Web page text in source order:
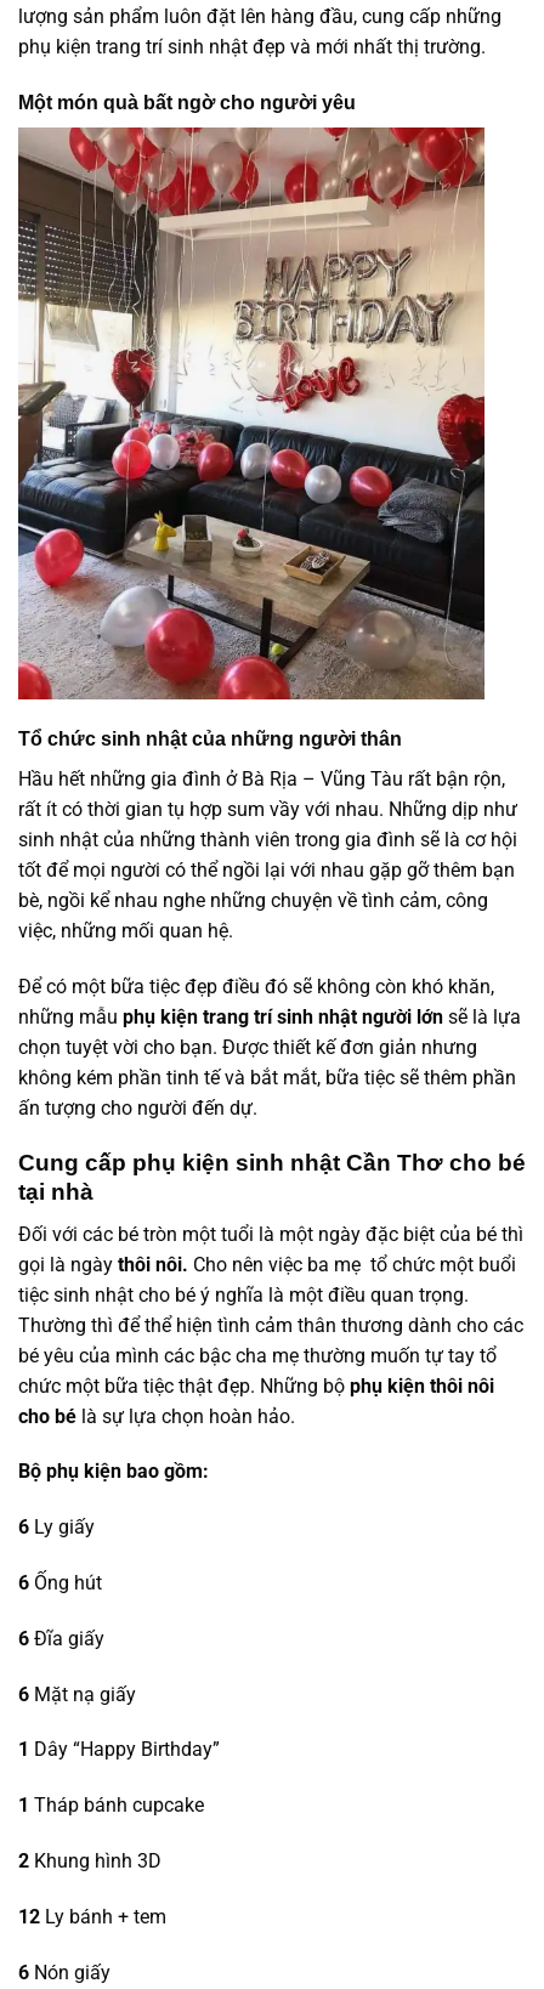
lượng sản phẩm luôn đặt lên hàng đầu, cung cấp những
phụ kiện trang trí sinh nhật đẹp và mới nhất thị trường.
Một món quà bất ngờ cho người yêu
Tổ chức sinh nhật của những người thân
Hầu hết những gia đình ở Bà Rịa – Vũng Tàu rất bận rộn,
rất ít có thời gian tụ hợp sum vầy với nhau. Những dịp như
sinh nhật của những thành viên trong gia đình sẽ là cơ hội
tốt để mọi người có thể ngồi lại với nhau gặp gỡ thêm bạn
bè, ngồi kể nhau nghe những chuyện về tình cảm, công
việc, những mối quan hệ.
Để có một bữa tiệc đẹp điều đó sẽ không còn khó khăn,
những mẫu phụ kiện trang trí sinh nhật người lớn sẽ là lựa
chọn tuyệt vời cho bạn. Được thiết kế đơn giản nhưng
không kém phần tinh tế và bắt mắt, bữa tiệc sẽ thêm phần
ấn tượng cho người đến dự.
Cung cấp phụ kiện sinh nhật Cần Thơ cho bé
tại nhà
Đối với các bé tròn một tuổi là một ngày đặc biệt của bé thì
gọi là ngày thôi nôi. Cho nên việc ba mẹ tổ chức một buổi
tiệc sinh nhật cho bé ý nghĩa là một điều quan trọng.
Thường thì để thể hiện tình cảm thân thương dành cho các
bé yêu của mình các bậc cha mẹ thường muốn tự tay tổ
chức một bữa tiệc thật đẹp. Những bộ phụ kiện thôi nôi
cho bé là sự lựa chọn hoàn hảo.
Bộ phụ kiện bao gồm:
6 Ly giấy
6 Ống hút
6 Đĩa giấy
6 Mặt nạ giấy
1 Dây “Happy Birthday”
1 Tháp bánh cupcake
2 Khung hình 3D
12 Ly bánh + tem
6 Nón giấy